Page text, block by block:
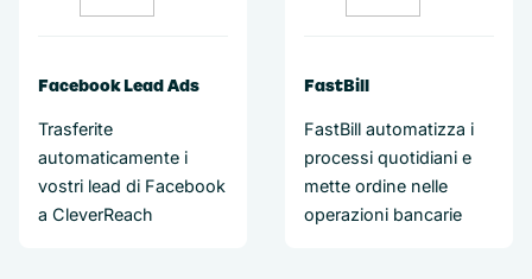
Facebook Lead Ads
Trasferite
automaticamente i
vostri lead di Facebook
a CleverReach
FastBill
FastBill automatizza i
processi quotidiani e
mette ordine nelle
operazioni bancarie